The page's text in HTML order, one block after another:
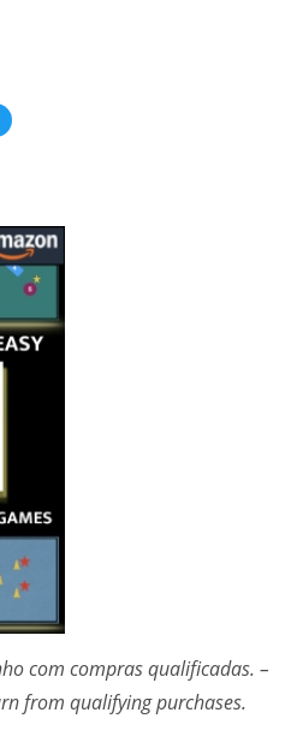
com compras qualificadas. –
from qualifying purchases.